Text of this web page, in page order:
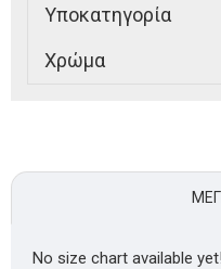
Υποκατηγορία
Χρώμα
No size chart available yet!